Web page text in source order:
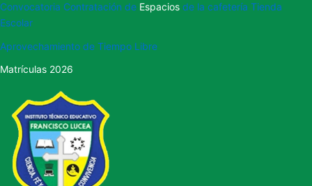
Convocatoria Contratación de Espacios de la cafetería Tienda
Escolar
Aprovechamiento de Tiempo Libre
Matrículas 2026